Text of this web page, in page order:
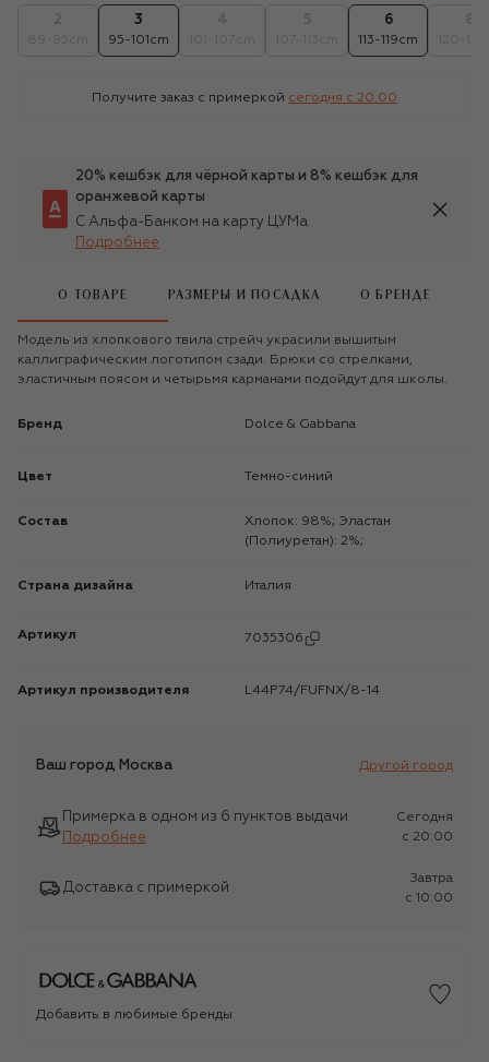
3
95-101cm
6
113-119cm
Получите заказ с примеркой сегодня c 20:00
20% кешбэк для чёрной карты и 8% кешбэк для
оранжевой карты
С Альфа-Банком на карту ЦУМа
Подробнее
О ТОВАРЕ РАЗМЕРЫ И ПОСАДКА О БРЕНДЕ
Модель из хлопкового твила стрейч украсили вышитым
каллиграфическим логотипом сзади. Брюки со стрелками,
эластичным поясом и четырьмя карманами подойдут для школы.
Бренд Dolce & Gabbana
Цвет Темно-синий
Состав
Хлопок: 98%; Эластан
(Полиуретан): 2%;
Страна дизайна Италия
Артикул 7035306
Артикул производителя L44P74/FUFNX/8-14
Ваш город Москва Другой город
Примерка в одном из 6 пунктов выдачи
Подробнее
Сегодня
c 20:00
Доставка с примеркой
Завтра
c 10:00
Добавить в любимые бренды